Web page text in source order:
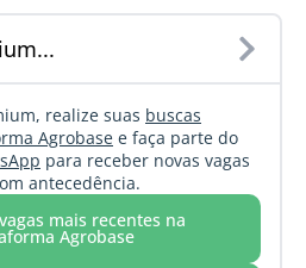
realize suas buscas
Agrobase e faça parte do
para receber novas vagas
antecedência.
mais recentes na
Agrobase